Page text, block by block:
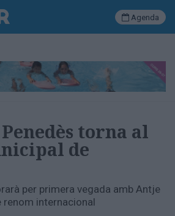
Agenda
torna al
de
per primera vegada amb Antje
renom internacional